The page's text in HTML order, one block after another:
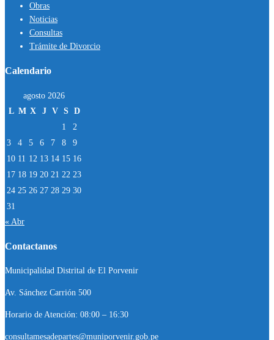
Obras
Noticias
Consultas
Trámite de Divorcio
Calendario
agosto 2026
L M X J V S D
1
2
3
4 5 6 7 8
9
10 11 12 13 14 15 16
17 18 19 20 21 22 23
24 25 26 27 28 29 30
31
« Abr
Contactanos
Municipalidad Distrital de El Porvenir
Av. Sánchez Carrión 500
Horario de Atención: 08:00 – 16:30
consultamesadepartes@muniporvenir.gob.pe